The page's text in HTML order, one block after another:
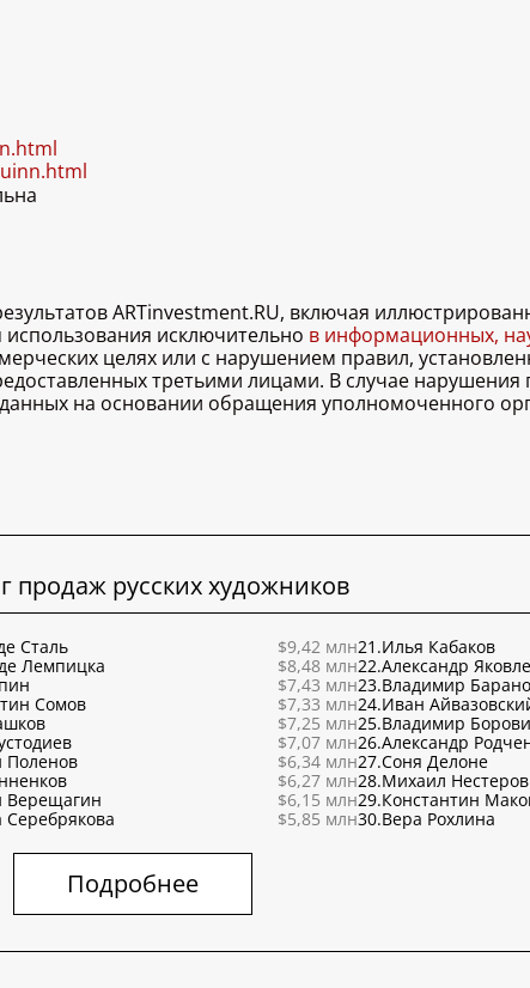
ARTinvestment.RU, включая
исключительно в информационных,
целях или с нарушением правил,
третьими лицами. В случае
данных на основании обращения уполномоченного
продаж русских художников
Сталь
$9,42 млн
Лемпицка
$8,48 млн
$7,43 млн
Сомов
$7,33 млн
$7,25 млн
$7,07 млн
Поленов
$6,34 млн
$6,27 млн
Верещагин
$6,15 млн
Серебрякова $5,85 млн
21.Илья Кабаков
22.Александр
23.Владимир
24.Иван
25.Владимир
26.Александр
27.Соня Делоне
28.Михаил Нестеров
29.Константин
30.Вера Рохлина
Подробнее